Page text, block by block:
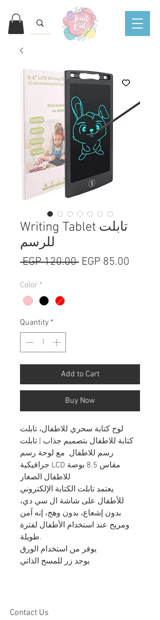
Writing Tablet تابلت
للرسم
EGP 120.00 Regular
EGP 85.00
Color *
Quantity *
Add to Cart
Buy Now
لوح كتابة سحري للاطفال، تابلت
كتابة للاطفال بتصميم جذاب | تابلت
رسم للاطفال مع لوحة رسم
جرافيكية LCD مقاس 8.5 بوصة
للاطفال الصغار
يعتمد تابلت الكتابة الإلكتروني
للأطفال على شاشة ال سي دي،
بدون إشعاع، بدون وهج، إنه آمن
ومريح عند استخدام الأطفال لفترة
طويلة.
يوفر من استخدام الورق
يوجد زر للمسح الذاتي
Contact Us